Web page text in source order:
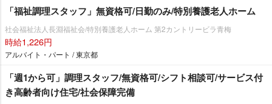
「福祉調理スタッフ」無資格可/日勤のみ/特別養護老人ホーム
社会福祉法人長淵福祉会/特別養護老人ホーム 第2カントリービラ青梅
時給1,226円
アルバイト・パート / 東京都
「週1から可」調理スタッフ/無資格可/シフト相談可/サービス付
き高齢者向け住宅/社会保障完備